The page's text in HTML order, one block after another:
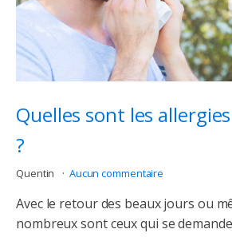
Quelles sont les
?
Quentin Aucun commentaire
Avec le retour des beaux jours ou
nombreux sont ceux qui se